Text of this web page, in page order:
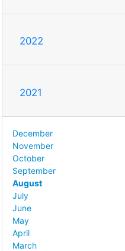
2022
2021
December
November
October
September
August
July
June
May
April
March